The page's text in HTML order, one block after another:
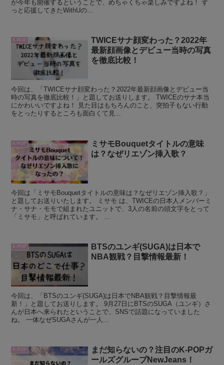
が今年も開催するということで、めちゃくちゃ楽しみですよね！ ず
っと応援してきたWithUの...
K-POP
TWICEサナ顔変わった？2022年
最新顔画像とデビュー当時の写真
を徹底比較！
今回は、「TWICEサナ顔変わった？2022年最新顔画像とデビュー当
時の写真を徹底比較！」と題してお送りします。 TWICEのサナ本当
にかわいいですよね！ 見た目はもちろんのこと、突拍子もない行動
をとったりするところも面白くて見...
K-POP
ミサモBouquetタイトルの意味
は？なぜリエゾン挿入歌？
今回は「ミサモBouquetタイトルの意味は？なぜリエゾン挿入歌？」
と題してお送りいたします。 ミサモ は、TWICEの日本人メンバーミ
ナ・サナ・モモで組まれたユニットで、3人の名前の頭文字をとって
「ミサモ」と呼ばれています。 ...
K-POP
BTSのユンギ(SUGA)は日本で
NBA観戦？目撃情報最新！
今回は、「BTSのユンギ(SUGA)は日本でNBA観戦？目撃情報最
新！」と題してお送りします。 9月27日にBTSのSUGA（ユンギ）さ
んが日本へ来られたということで、SNSで話題になっていました
ね。 一体なぜSUGAさんが一人...
K-POP
まだ知らないの？注目のK-POPガ
ールズグループNewJeans！